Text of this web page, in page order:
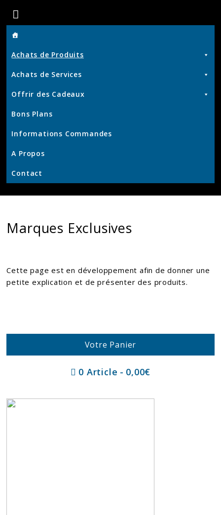
Boutique
de
Chris
Produits
et
Services
KrisWeb
–
Kristof'
–
Achats de Produits
Achats de Services
Offrir des Cadeaux
Bons Plans
Informations Commandes
A Propos
Contact
Marques Exclusives
Cette page est en développement afin de donner une
petite explication et de présenter des produits.
Votre Panier
0 Article 0,00€